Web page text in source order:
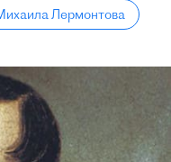
Лермонтова